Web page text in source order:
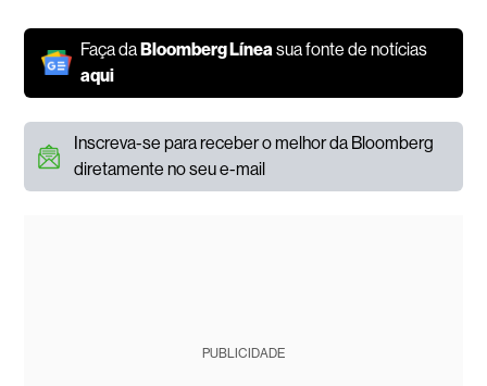
Faça daBloomberg Línea sua fonte de notícias
aqui
Inscreva-se para receber o melhor da Bloomberg
diretamente no seu e-mail
PUBLICIDADE